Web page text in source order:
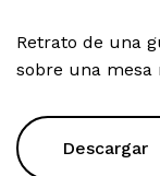
Retrato de una
sobre una mesa
Descargar